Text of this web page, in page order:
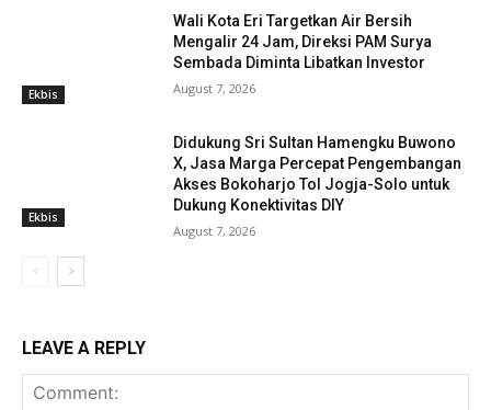
Ekbis
Wali Kota Eri Targetkan Air Bersih
Mengalir 24 Jam, Direksi PAM Surya
Sembada Diminta Libatkan Investor
August 7, 2026
Ekbis
Didukung Sri Sultan Hamengku Buwono
X, Jasa Marga Percepat Pengembangan
Akses Bokoharjo Tol Jogja-Solo untuk
Dukung Konektivitas DIY
August 7, 2026
LEAVE A REPLY